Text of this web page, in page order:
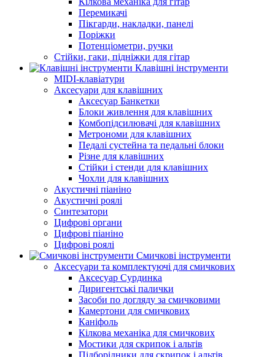
Перемикачі
Пікгарди, накладки, панелі
Поріжки
Потенціометри, ручки
Стійки, гаки, підніжки для гітар
Клавішні інструменти
MIDI-клавіатури
Аксесуари для клавішних
Аксесуар Банкетки
Блоки живлення для клавішних
Комбопідсилювачі для клавішних
Метрономи для клавішних
Педалі сустейна та педальні блоки
Різне для клавішних
Стійки і стенди для клавішних
Чохли для клавішних
Акустичні піаніно
Акустичні роялі
Синтезатори
Цифрові органи
Цифрові піаніно
Цифрові роялі
Смичкові інструменти
Аксесуари та комплектуючі для смичкових
Аксесуар Сурдинка
Диригентські палички
Засоби по догляду за смичковими
Камертони для смичкових
Каніфоль
Кілкова механіка для смичкових
Мостики для скрипок і альтів
Підборiдники для скрипок і альтів